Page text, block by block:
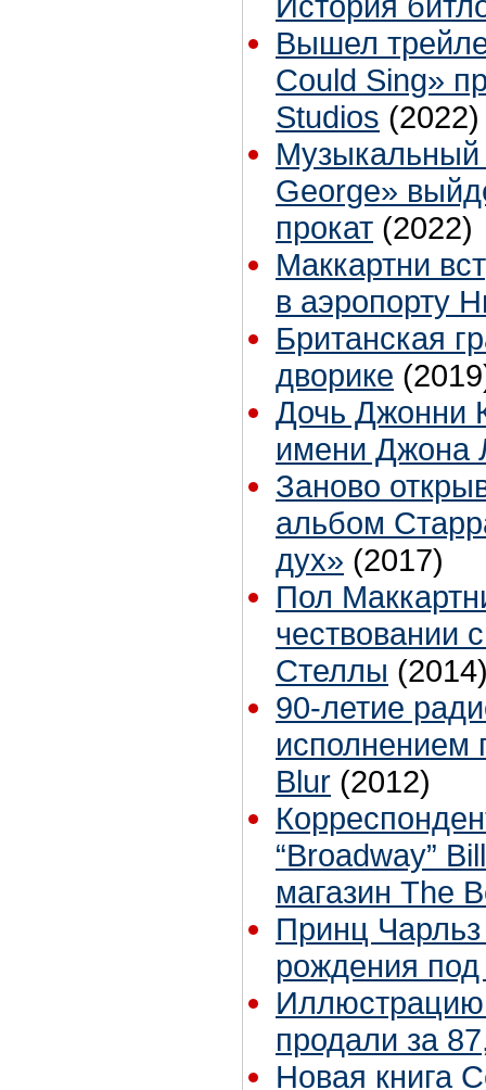
Вышел
Could Sing»
Studios (2022)
George»
прокат (2022)
Маккартни
в аэропорту
Британская
дворике
Дочь Джонни
имени Джона
Заново
альбом
дух» (2017)
Пол
чествовании
Стеллы
90-летие
исполнением
Blur (2012)
“Broadway”
магазин The
Принц
рождения
Иллюстрацию
продали за
Новая книга